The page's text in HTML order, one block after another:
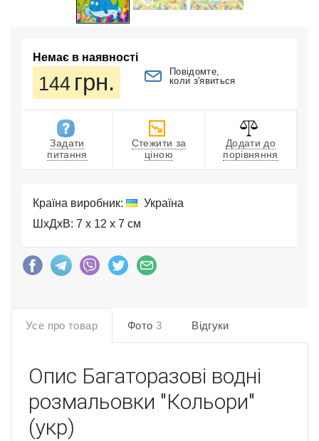
Немає в наявності
144 грн.
Повідомте,
коли з'явиться
Задати
питання
Стежити за
ціною
Додати до
порівняння
Країна виробник:
Україна
ШхДхВ: 7 x 12 x 7 см
Усе про товар Фото 3 Відгуки
Опис Багаторазові водні
розмальовки "Кольори"
(укр)